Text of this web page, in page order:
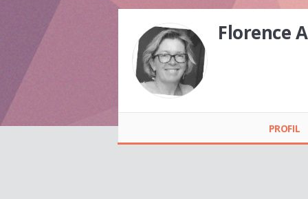
Florence
PROFIL